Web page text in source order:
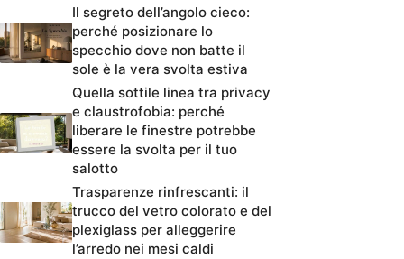
Il segreto dell’angolo cieco:
perché posizionare lo
specchio dove non batte il
sole è la vera svolta estiva
Quella sottile linea tra privacy
e claustrofobia: perché
liberare le finestre potrebbe
essere la svolta per il tuo
salotto
Trasparenze rinfrescanti: il
trucco del vetro colorato e del
plexiglass per alleggerire
l’arredo nei mesi caldi